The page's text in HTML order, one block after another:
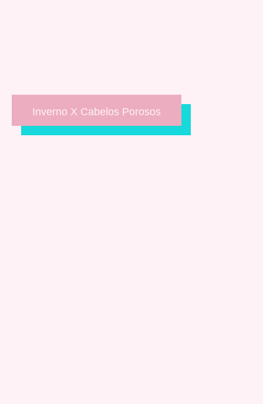
Inverno X Cabelos Porosos